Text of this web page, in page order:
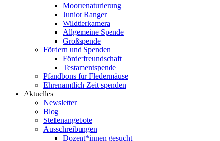
Moorrenaturierung
Junior Ranger
Wildtierkamera
Allgemeine Spende
Großspende
Fördern und Spenden
Förderfreundschaft
Testamentspende
Pfandbons für Fledermäuse
Ehrenamtlich Zeit spenden
Aktuelles
Newsletter
Blog
Stellenangebote
Ausschreibungen
Dozent*innen gesucht